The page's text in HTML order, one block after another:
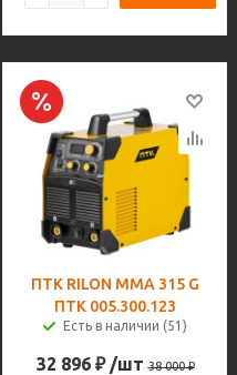
ПТК RILON MMA 315 G
ПТК 005.300.123
Есть в наличии (51)
32 896₽ /шт 38 000₽